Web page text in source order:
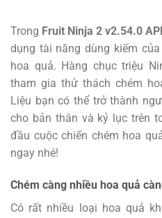
Trong Fruit Ninja 2 v2.54.0
dụng tài năng dùng kiếm
hoa quả. Hàng chục triệu
tham gia thử thách chém
Liệu bạn có thể trở thành
cho bản thân và kỷ lục trên
đầu cuộc chiến chém hoa
ngay nhé!
Chém càng nhiều hoa quả
Có rất nhiều loại hoa quả